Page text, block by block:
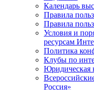
Календарь
Правила
Правила
Условия и
ресурсам
Политика
Клубы по
Юридическая
Россия»